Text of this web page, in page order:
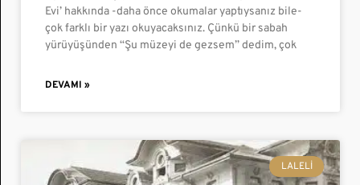
Evi’ hakkında -daha önce okumalar yaptıysanız bile-
çok farklı bir yazı okuyacaksınız. Çünkü bir sabah
yürüyüşünden “Şu müzeyi de gezsem” dedim, çok
DEVAMI »
LALELI